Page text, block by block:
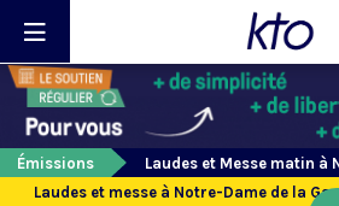
Émissions
Laudes et Messe matin à
Laudes et messe à Notre-Dame de la